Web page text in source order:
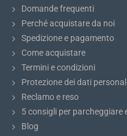
Raccomandazione:Prima
dimensioni della luce della
scelto.
Domande frequenti
Perché acquistare da noi
Spedizione e pagamento
Come acquistare
Termini e condizioni
Protezione dei dati
Reclamo e reso
5 consigli per parcheggiare
Blog